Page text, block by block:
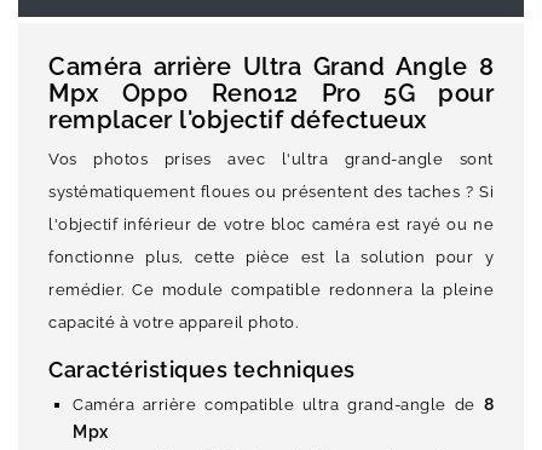
Caméra arrière Ultra Grand Angle 8
Mpx Oppo Reno12 Pro 5G pour
remplacer l'objectif défectueux
Vos photos prises avec l'ultra grand-angle sont
systématiquement floues ou présentent des taches ? Si
l'objectif inférieur de votre bloc caméra est rayé ou ne
fonctionne plus, cette pièce est la solution pour y
remédier. Ce module compatible redonnera la pleine
capacité à votre appareil photo.
Caractéristiques techniques
Caméra arrière compatible ultra grand-angle de 8
Mpx